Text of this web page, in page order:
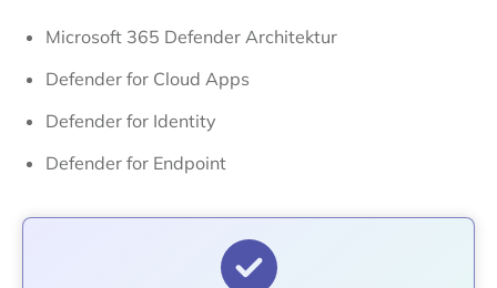
Microsoft 365 Defender Architektur
Defender for Cloud Apps
Defender for Identity
Defender for Endpoint